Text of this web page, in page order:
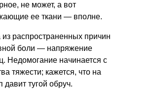
не может, а вот
ее ткани — вполне.
распространенных причин
боли — напряжение
Недомогание начинается с
тяжести; кажется, что на
давит тугой обруч.